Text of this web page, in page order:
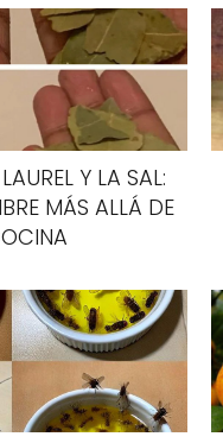
Y LA SAL:
MÁS ALLÁ DE